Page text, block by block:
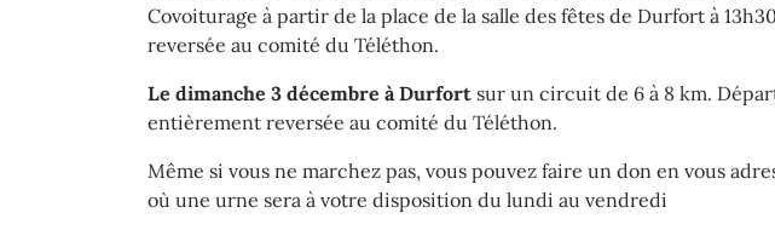
Covoiturage à partir de la place de la salle des fêtes de Durfort à
reversée au comité du Téléthon.
Le dimanche 3 décembre à Durfort sur un circuit de 6 à 8 km.
entièrement reversée au comité du Téléthon.
Même si vous ne marchez pas, vous pouvez faire un don en vous
où une urne sera à votre disposition du lundi au vendredi